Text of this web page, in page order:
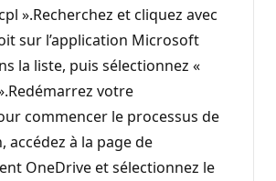
».Recherchez et cliquez avec
sur l’application Microsoft
la liste, puis sélectionnez «
votre
commencer le processus de
accédez à la page de
OneDrive et sélectionnez le